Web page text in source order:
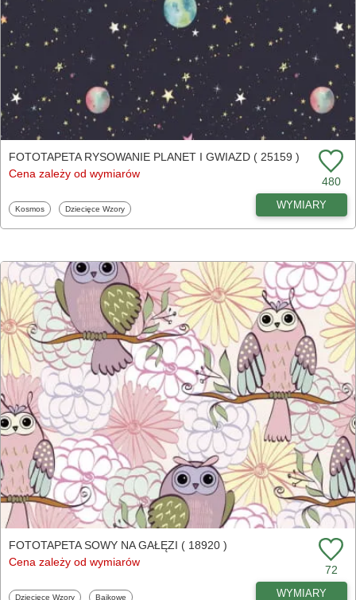
FOTOTAPETA RYSOWANIE PLANET I GWIAZD ( 25159 )
Cena zależy od wymiarów
480
Fototapety
Kosmos Fototapety
Dziecięce Wzory WYMIARY
FOTOTAPETA SOWY NA GAŁĘZI ( 18920 )
Cena zależy od wymiarów
72
Fototapety
Dziecięce Wzory Fototapety
Bajkowe WYMIARY